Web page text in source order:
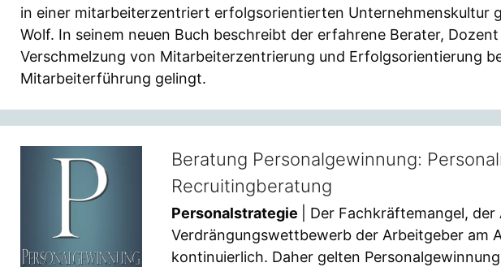
in einer mitarbeiterzentriert erfolgsorientierten Unternehmenskultur
Wolf. In seinem neuen Buch beschreibt der erfahrene Berater,
Verschmelzung von Mitarbeiterzentrierung und Erfolgsorientierung
Mitarbeiterführung gelingt.
Beratung Personalgewinnung:
Recruitingberatung
Personalstrategie
| Der Fachkräftemangel,
Verdrängungswettbewerb der Arbeitgeber am
kontinuierlich. Daher gelten